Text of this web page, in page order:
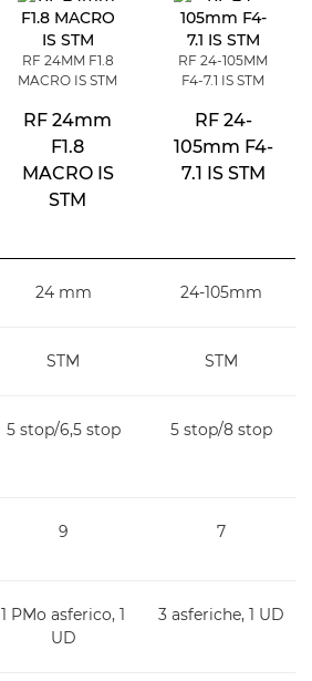
RF 24MM F1.8
MACRO IS STM
RF 24mm
F1.8
MACRO IS
STM
RF 24-105MM
F4-7.1 IS STM
RF 24-
105mm F4-
7.1 IS STM
24 mm 24-105mm
STM STM
5 stop/6,5 stop 5 stop/8 stop
9 7
1 PMo asferico, 1
UD
3 asferiche, 1 UD